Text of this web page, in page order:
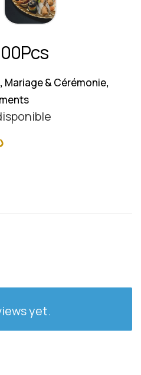
, Mariage & Cérémonie,
yet.